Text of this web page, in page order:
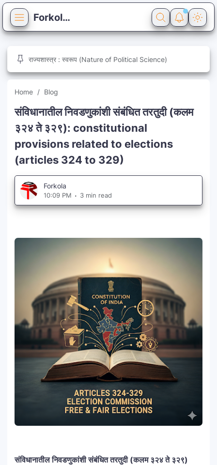
Forkola
Blog
General Knowledge
Reference
Syllabus
Pages
Contact
राज्यशास्त्र : स्वरूप (Nature of Political Science)
Home Blog
संविधानातील निवडणुकांशी संबंधित तरतुदी (कलम
३२४ ते ३२९): constitutional
provisions related to elections
(articles 324 to 329)
Forkola
10:09 PM 3 min read
संविधानातील निवडणुकांशी संबंधित तरतुदी (कलम ३२४ ते ३२९)